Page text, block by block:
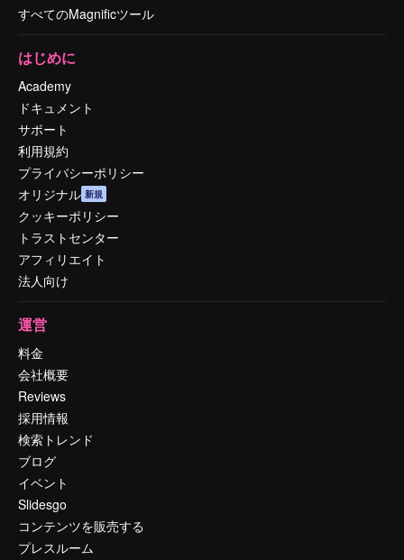
すべてのMagnificツール
はじめに
Academy
ドキュメント
サポート
利用規約
プライバシーポリシー
オリジナル 新規
クッキーポリシー
トラストセンター
アフィリエイト
法人向け
運営
料金
会社概要
Reviews
採用情報
検索トレンド
ブログ
イベント
Slidesgo
コンテンツを販売する
プレスルーム